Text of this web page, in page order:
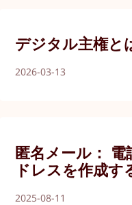
デジタル主権と
2026-03-13
匿名メール：
ドレスを作成す
2025-08-11